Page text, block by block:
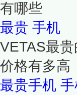
有哪些
最贵 手机
VETAS最
价格有多高
最贵手机